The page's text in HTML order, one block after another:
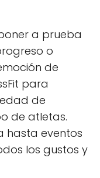
a prueba
o
de
para
de
de atletas.
hasta eventos
los gustos y